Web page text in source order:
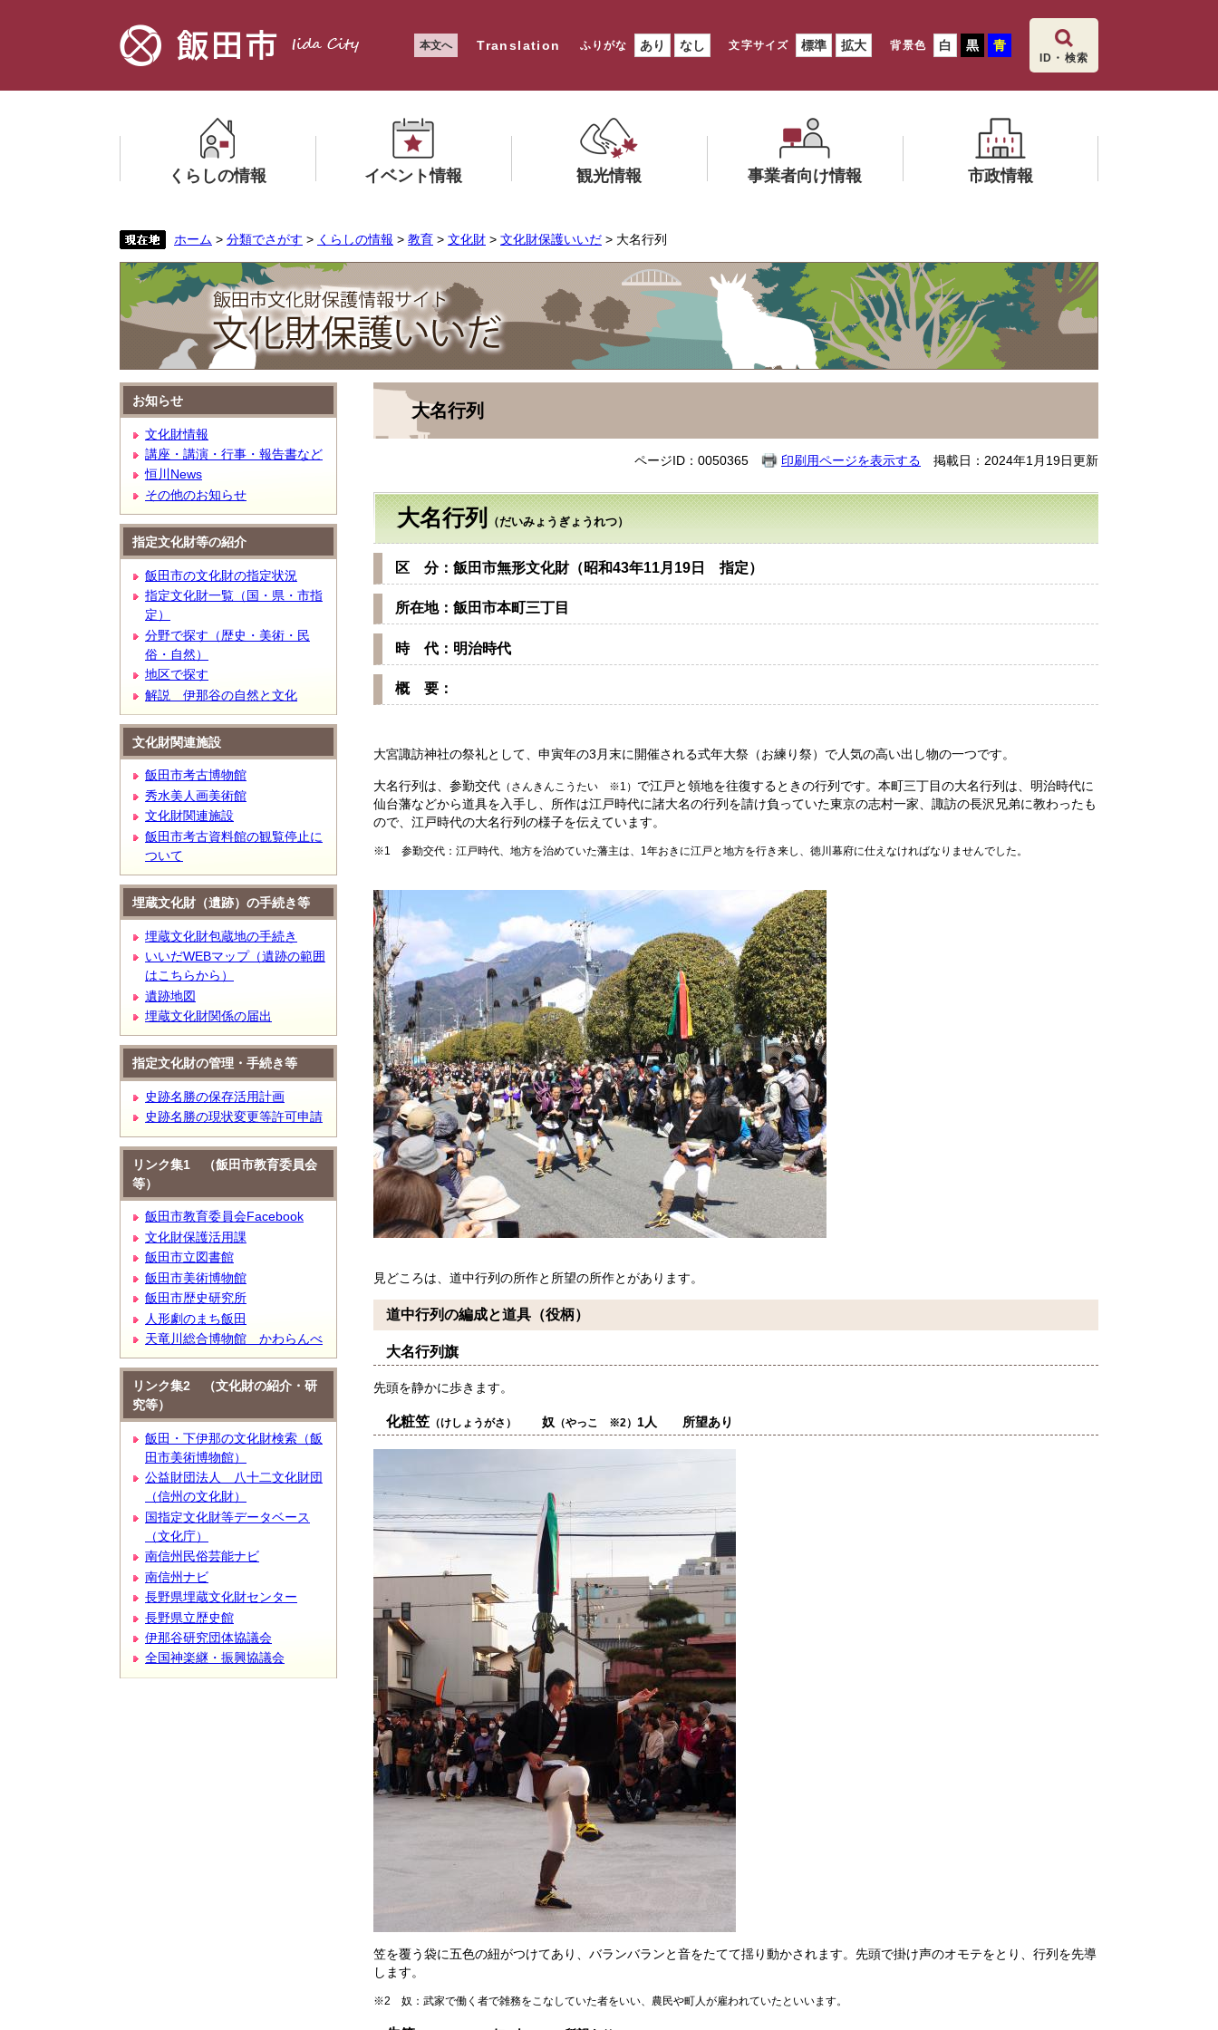
本文へ Translation ふりがな あり なし 文字サイズ 標準 拡大 背景色 白 黒 青
ID・検索
くらしの情報
メ
ニ
ー
を
ら
く
イベント情報
メ
ニ
ー
を
ひ
ら
く
観光情報
メ
ニ
を
ら
事業者向け情報
ニ
ュ
ー
を
ひ
ら
市政情報
ニ
ュ
ー
を
ら
ホーム > 分類でさがす > くらしの情報 > 教育 > 文化財 > 文化財保護いいだ > 大名行列
本
大名行列
ページID：0050365 印刷用ページを表示する 掲載日：2024年1月19日更新
大名行列 （だいみょうぎょうれつ）
区 分：飯田市無形文化財（昭和43年11月19日 指定）
所在地：飯田市本町三丁目
時 代：明治時代
概 要：
大宮諏訪神社の祭礼として、申寅年の3月末に開催される式年大祭（お練り祭）で人気の高い出し物の一つです。
大名行列は、参勤交代 （さんきんこうたい ※1） で江戸と領地を往復するときの行列です。本町三丁目の大名行列は、明治時代に
仙台藩などから道具を入手し、所作は江戸時代に諸大名の行列を請け負っていた東京の志村一家、諏訪の長沢兄弟に教わったも
ので、江戸時代の大名行列の様子を伝えています。
※1 参勤交代：江戸時代、地方を治めていた藩主は、1年おきに江戸と地方を行き来し、徳川幕府に仕えなければなりませんでした。
見どころは、道中行列の所作と所望の所作とがあります。
道中行列の編成と道具（役柄）
大名行列旗
先頭を静かに歩きます。
化粧笠 （けしょうがさ） 奴 （やっこ ※2） 1人 所望あり
笠を覆う袋に五色の紐がつけてあり、バランバランと音をたてて揺り動かされます。先頭で掛け声のオモテをとり、行列を先導
します。
※2 奴：武家で働く者で雑務をこなしていた者をいい、農民や町人が雇われていたといいます。
お知らせ
文化財情報
講座・講演・行事・報告書など
恒川News
その他のお知らせ
指定文化財等の紹介
飯田市の文化財の指定状況
指定文化財一覧（国・県・市指
定）
分野で探す（歴史・美術・民
俗・自然）
地区で探す
解説 伊那谷の自然と文化
文化財関連施設
飯田市考古博物館
秀水美人画美術館
文化財関連施設
飯田市考古資料館の観覧停止に
ついて
埋蔵文化財（遺跡）の手続き等
埋蔵文化財包蔵地の手続き
いいだWEBマップ（遺跡の範囲
はこちらから）
遺跡地図
埋蔵文化財関係の届出
指定文化財の管理・手続き等
史跡名勝の保存活用計画
史跡名勝の現状変更等許可申請
リンク集1 （飯田市教育委員会
等）
飯田市教育委員会Facebook
文化財保護活用課
飯田市立図書館
飯田市美術博物館
飯田市歴史研究所
人形劇のまち飯田
天竜川総合博物館 かわらんべ
リンク集2 （文化財の紹介・研
究等）
飯田・下伊那の文化財検索（飯
田市美術博物館）
公益財団法人 八十二文化財団
（信州の文化財）
国指定文化財等データベース
（文化庁）
南信州民俗芸能ナビ
南信州ナビ
長野県埋蔵文化財センター
長野県立歴史館
伊那谷研究団体協議会
全国神楽継・振興協議会